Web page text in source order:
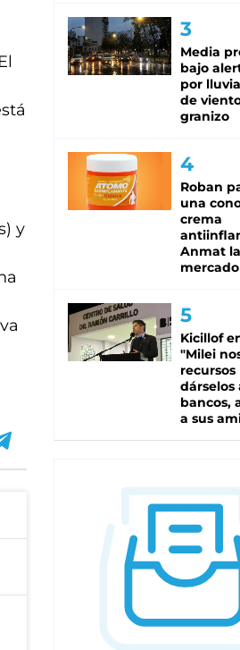
y
Media
bajo
por
de
granizo
Roban
una
crema
Anmat
mercado
Kicillof
"Milei
recursos
dárselos
bancos,
a sus